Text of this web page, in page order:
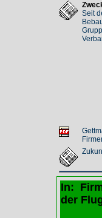
Seit
In:
der